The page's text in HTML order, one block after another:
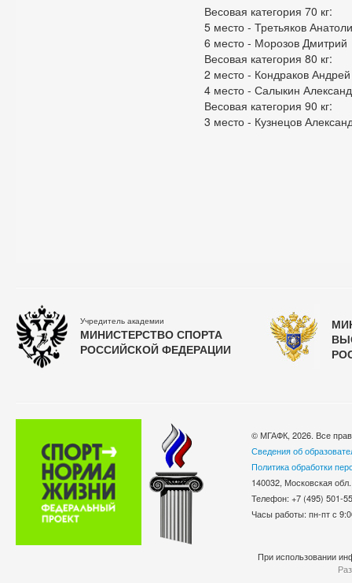
Весовая категория 70 кг:
5 место - Третьяков
6 место - Морозов Дмитрий
Весовая категория 80 кг:
2 место - Кондраков Андрей
4 место - Салыкин
Весовая категория 90 кг:
3 место - Кузнецов
Учредитель академии
МИНИСТЕРСТВО СПОРТА
РОССИЙСКОЙ ФЕДЕРАЦИИ
© МГАФК, 2026. Все
Сведения об
Политика обработки
140032, Московская
Телефон: +7 (495)
Часы работы: пн-пт с
При использовании